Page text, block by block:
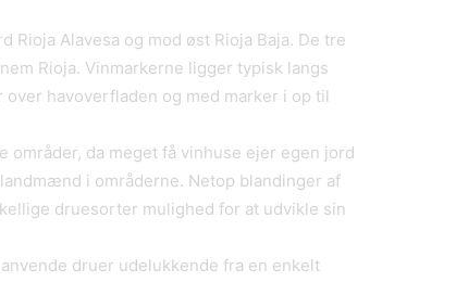
Rioja Alavesa og mod øst Rioja Baja. De tre
Rioja. Vinmarkerne ligger typisk langs
havoverfladen og med marker i op til
da meget få vinhuse ejer egen jord
i områderne. Netop blandinger af
druesorter mulighed for at udvikle sin
druer udelukkende fra en enkelt